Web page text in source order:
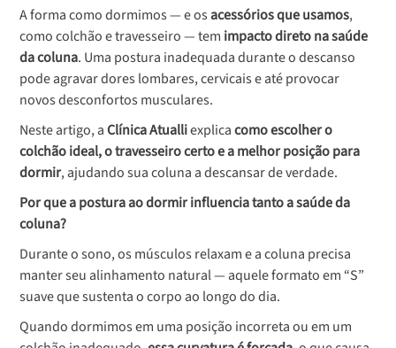
A forma como dormimos — e osacessórios que usamos,
como colchão e travesseiro — tem impacto direto na saúde
da coluna. Uma postura inadequada durante o descanso
pode agravar dores lombares, cervicais e até provocar
novos desconfortos musculares.
Neste artigo, aClínica Atualliexplicacomo escolher o
colchão ideal, o travesseiro certo e a melhor posição para
dormir, ajudando sua coluna a descansar de verdade.
Por que a postura ao dormir influencia tanto a saúde da
coluna?
Durante o sono, os músculos relaxam e a coluna precisa
manter seu alinhamento natural — aquele formato em “S”
suave que sustenta o corpo ao longo do dia.
Quando dormimos em uma posição incorreta ou em um